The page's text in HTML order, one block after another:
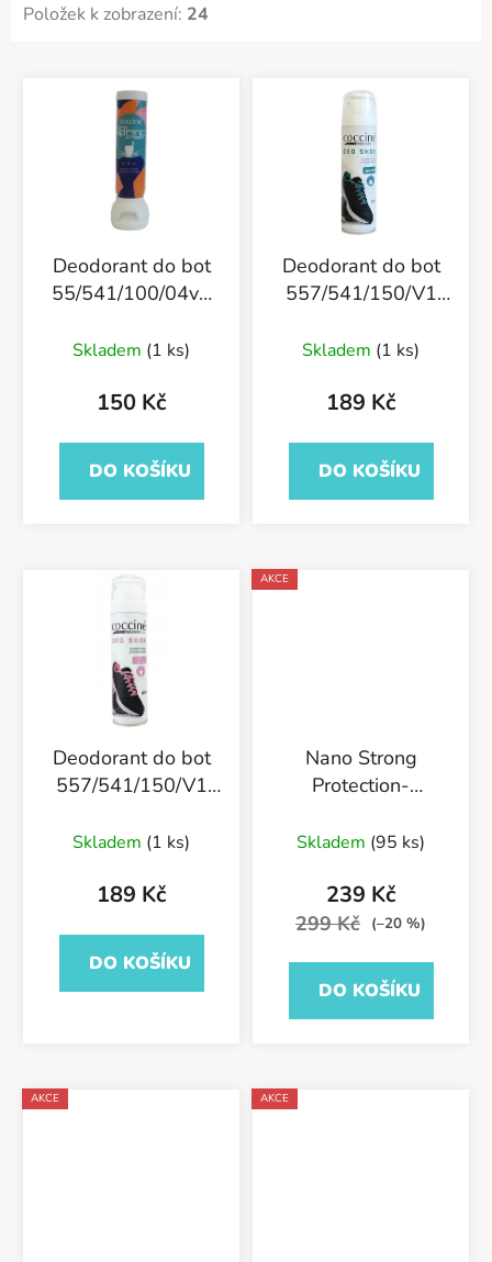
Položek k zobrazení: 24
Deodorant do bot
55/541/100/04v1
Skladem (1 ks)
150 Kč
DO KOŠÍKU
Deodorant do bot
557/541/150/V1
Skladem (1 ks)
189 Kč
DO KOŠÍKU
Deodorant do bot
557/541/150/V1
Skladem (1 ks)
189 Kč
DO KOŠÍKU
AKCE
Nano Strong
Protection-
400ml-
Skladem (95 ks)
239 Kč
299 Kč (–20 %)
DO KOŠÍKU
AKCE AKCE